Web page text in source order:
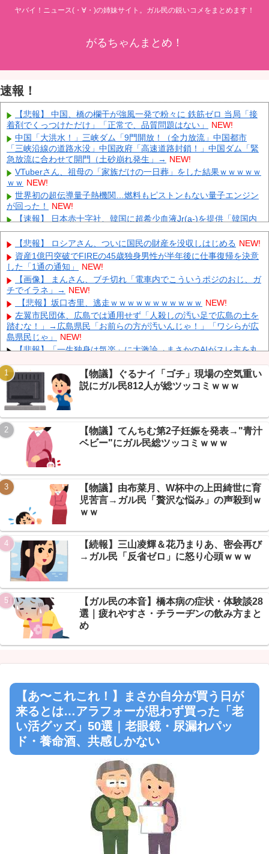
ヤバイ！ニュース(・∀・)の姉妹サイト。ガル民の鋭いコメをまとめます！
がるちゃんまとめ！
速報！
【悲報】 中国、橋の欄干が強風一発で粉々に 鉄筋ゼロ 当局「接
着剤でくっつけただけ」「正常で、品質問題はない」
NEW!
中国「大洪水！」三峡ダム「9門開放！（全力放流」中国都市
「三峡沿線の道路水没」中国政府「高速道路封鎖！」中国ダム「緊
急放流に合わせて開門（土砂崩れ発生」→ NEW!
VTuberさん、祖母の「家族だけの一日葬」をした結果ｗｗｗｗｗ
ｗｗ NEW!
世界初の超伝導量子熱機関…燃料もピストンもない量子エンジン
が回った！
NEW!
【速報】 日本赤十字社、韓国に超希少血液Jr(a-)を提供「韓国内
では適合する血液を確保できなかった」※今回で4回目 NEW!
【画像】 小倉ゆうか(27)さん、7年ぶり『FRIDAY』表紙で神ボデ
ィ大解放 NEW!
日本代表FW前田大然がイプスウィッチ・タウンへ移籍決定！プ
レミアリーグ初挑戦
NEW!
英国人「ようこそ」冨安健洋、クリスタルパレス加入が決定的
に！メディカル検査をパス！現地サポが歓迎！アーセナルファンも
祝福！【海外の反応】 NEW!
キャデラックF1、致命的なブレーキ問題の原因が明らかになるも
解決には至っておらずめども立たず
【画像】 テレ朝の気象予報士さん、意外と小さかった NEW!
Powered by livedoor 相互RSS
【悲報】 ロシアさん、ついに国民の財産を没収しはじめる NEW!
資産1億円突破でFIREの45歳独身男性が半年後に仕事復帰を決意
した「1通の通知」
NEW!
【画像】 まんさん、ブチ切れ「電車内でこういうポジのおじ、ガ
チでイラネ」→ NEW!
【悲報】坂口杏里、逃走ｗｗｗｗｗｗｗｗｗｗｗ NEW!
左翼市民団体、広島では通用せず「人殺しの汚い足で広島の土を
踏むな！」→広島県民「お前らの方が汚いんじゃ！」「ワシらが広
島県民じゃ」
NEW!
【悲報】「一生独身は気楽」に大激論→まさかのAIがスレ主を丸
【悲報】酒飲めない奴はつまらない説→VIPPER大激論、トラン
プの禁酒理由まで判明ｗｗｗ NEW!
【保存版】NGT48現役34人メンバー完全ガイド2026→正規13人
の”逆ピラミッド”がヤバいｗ
【悲報】NGT48板、過疎りすぎて新規の質問1つで大戦争ｗｗｗ
→住民全員「俺も今日から新規です」 NEW!
【悲報】アニソン盆踊り、キモオタに占領される
wwwwwwww
Powered by livedoor 相互RSS
【物議】ぐるナイ「ゴチ」現場の空気重い
説にガル民812人が総ツッコミｗｗｗ
【物議】てんちむ第2子妊娠を発表→"青汁
ベビー"にガル民総ツッコミｗｗｗ
【物議】由布菜月、W杯中の上田綺世に育
児苦言→ガル民「贅沢な悩み」の声殺到ｗ
ｗｗ
【続報】三山凌輝＆花乃まりあ、密会再び
→ガル民「反省ゼロ」に怒り心頭ｗｗｗ
【ガル民の本音】橋本病の症状・体験談28
選｜疲れやすさ・チラーヂンの飲み方まと
め
【あ〜これこれ！】まさか自分が買う日が
来るとは…アラフォーが思わず買った「老
い活グッズ」50選｜老眼鏡・尿漏れパッ
ド・養命酒、共感しかない